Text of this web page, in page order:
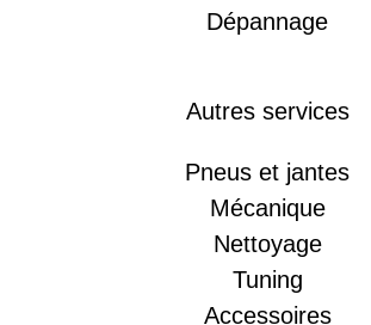
Dépannage
Autres services
Pneus et jantes
Mécanique
Nettoyage
Tuning
Accessoires